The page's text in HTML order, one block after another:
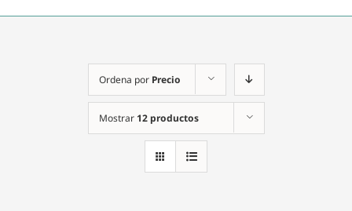
Ordena por Precio
Mostrar 12 productos